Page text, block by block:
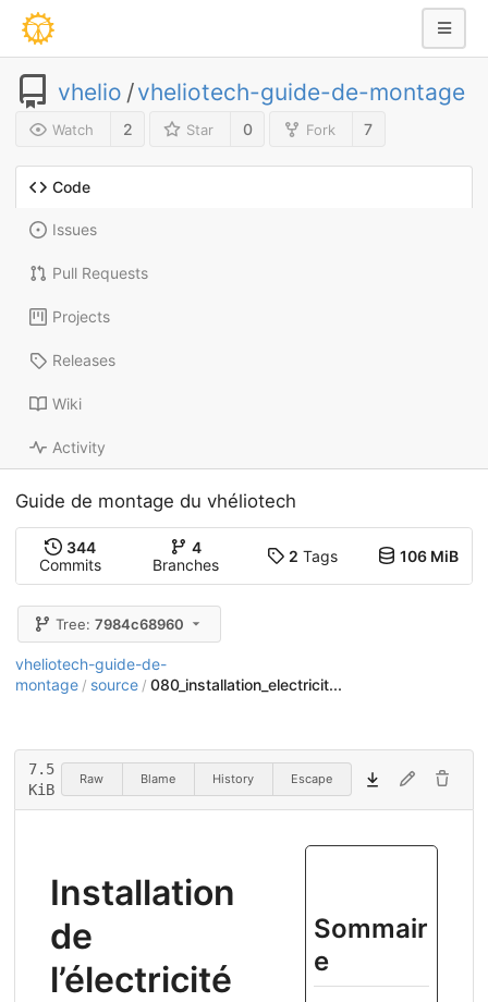
vhelio /vheliotech-guide-de-montage
Watch 2 Star 0 Fork 7
Code
Issues
Pull Requests
Projects
Releases
Wiki
Activity
Guide de montage du vhéliotech
344
Commits
4
Branches
2 Tags 106 MiB
Tree:7984c68960
vheliotech-guide-de-
montage / source / 080_installation_electricit...
7.5
KiB
Raw Blame History Escape
Sommair
e
Installation
de
l’électricité